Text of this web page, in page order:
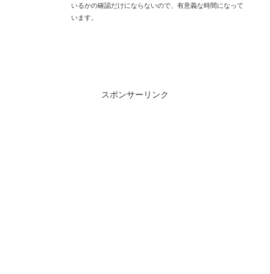
いるかの確認だけにならないので、有意義な時間になって
います。
スポンサーリンク